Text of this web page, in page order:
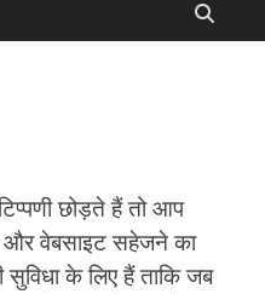
छोड़ते हैं तो आप
और वेबसाइट सहेजने का
के लिए हैं ताकि जब